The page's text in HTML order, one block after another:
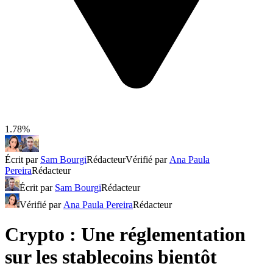
1.78%
Écrit par Sam BourgiRédacteurVérifié par Ana Paula
PereiraRédacteur
Écrit par Sam BourgiRédacteur
Vérifié par Ana Paula PereiraRédacteur
Crypto : Une réglementation
sur les stablecoins bientôt